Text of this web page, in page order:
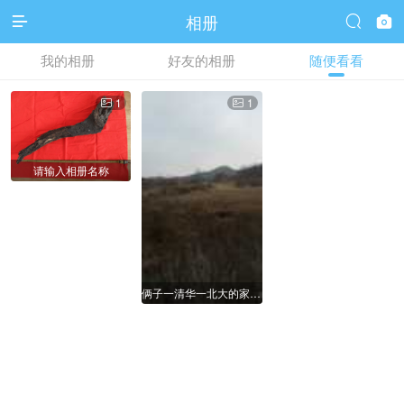
 相册 

我的相册 好友的相册 随便看看
请输入相册名称
 1
俩子一清华一北大的家门前
 1